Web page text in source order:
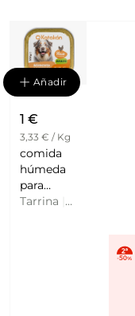
Añadir
1 €
3,33 € / Kg
comida
húmeda
para
perros
Tarrina